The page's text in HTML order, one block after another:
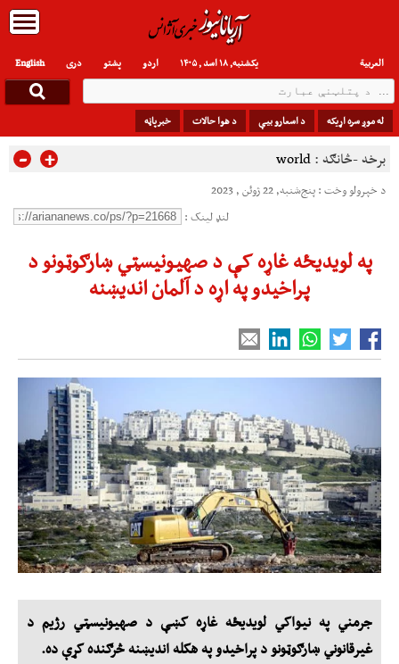
English دری پشتو العربیة اردو یکشنبه, ۱۸ اسد , ۱۴۰۵
له موږ سره اړیکه د اسعارو بیې د هوا حالات خبرپاڼه
برخه -څانګه : world
- +
د خپرولو وخت : پنج‌شنبه, 22 ژوئن , 2023
لنډ لینک :
په لویدیځه غاړه کې د صهیونیسټي ښارګوټونو د
پراخیدو په اړه د آلمان اندیښنه
جرمني په نیواکي لویدیځه غاړه کښې د صهیونیسټي رژیم د
غیرقانوني ښارګوټونو د پراخیدو په هکله اندیښنه څرګنده کړې ده.